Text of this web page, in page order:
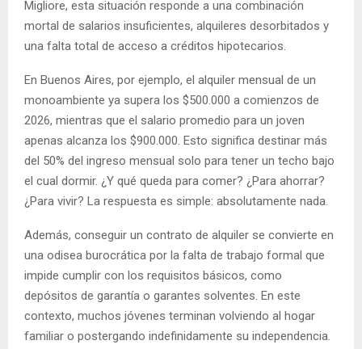
Migliore, esta situación responde a una combinación
mortal de salarios insuficientes, alquileres desorbitados y
una falta total de acceso a créditos hipotecarios.
En Buenos Aires, por ejemplo, el alquiler mensual de un
monoambiente ya supera los $500.000 a comienzos de
2026, mientras que el salario promedio para un joven
apenas alcanza los $900.000. Esto significa destinar más
del 50% del ingreso mensual solo para tener un techo bajo
el cual dormir. ¿Y qué queda para comer? ¿Para ahorrar?
¿Para vivir? La respuesta es simple: absolutamente nada.
Además, conseguir un contrato de alquiler se convierte en
una odisea burocrática por la falta de trabajo formal que
impide cumplir con los requisitos básicos, como
depósitos de garantía o garantes solventes. En este
contexto, muchos jóvenes terminan volviendo al hogar
familiar o postergando indefinidamente su independencia.